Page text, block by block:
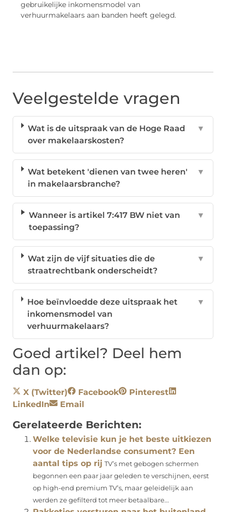
gebruikelijke inkomensmodel van
verhuurmakelaars aan banden heeft gelegd.
Veelgestelde vragen
Wat is de uitspraak van de Hoge Raad
over makelaarskosten?
▼
Wat betekent 'dienen van twee heren'
in makelaarsbranche?
▼
Wanneer is artikel 7:417 BW niet van
toepassing?
▼
Wat zijn de vijf situaties die de
straatrechtbank onderscheidt?
▼
Hoe beïnvloedde deze uitspraak het
inkomensmodel van
verhuurmakelaars?
▼
Goed artikel? Deel hem
dan op:
X (Twitter) Facebook
Pinterest
LinkedIn
Email
Gerelateerde Berichten:
Welke televisie kun je het beste uitkiezen
voor de Nederlandse consument? Een
aantal tips op rij TV’s met gebogen schermen
begonnen een paar jaar geleden te verschijnen, eerst
op high-end premium TV’s, maar geleidelijk aan
werden ze gefilterd tot meer betaalbare...